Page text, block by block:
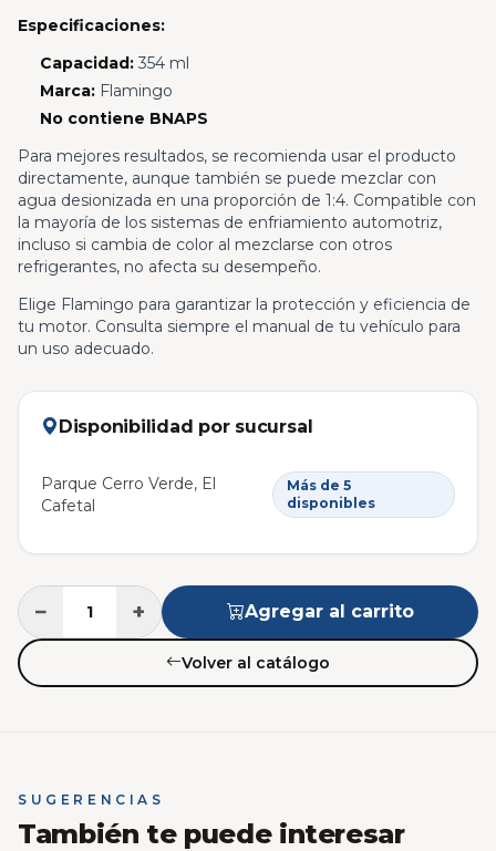
Especificaciones:
Capacidad:354 ml
Marca:Flamingo
No contiene BNAPS
Para mejores resultados, se recomienda usar el producto
directamente, aunque también se puede mezclar con
agua desionizada en una proporción de 1:4. Compatible con
la mayoría de los sistemas de enfriamiento automotriz,
incluso si cambia de color al mezclarse con otros
refrigerantes, no afecta su desempeño.
Elige Flamingo para garantizar la protección y eficiencia de
tu motor. Consulta siempre el manual de tu vehículo para
un uso adecuado.
Disponibilidad por sucursal
Parque Cerro Verde, El
Cafetal
Más de 5
disponibles
− + Agregar al carrito
Volver al catálogo
SUGERENCIAS
También te puede interesar